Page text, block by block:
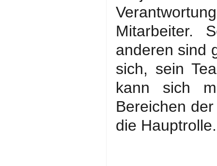
Mitarbeiter.
anderen sind
sich, sein
kann sich
Bereichen
die Hauptrolle.